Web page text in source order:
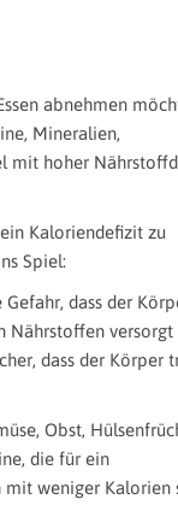
abnehmen
Mineralien,
mit hoher
Kaloriendefizit zu
Spiel:
dass der
Nährstoffen versorgt
dass der Körper
Obst,
die für ein
mit weniger Kalorien